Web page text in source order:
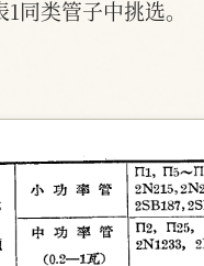
同类管子中挑选。